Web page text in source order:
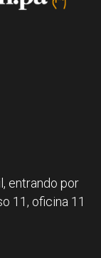
entrando por
11, oficina 11